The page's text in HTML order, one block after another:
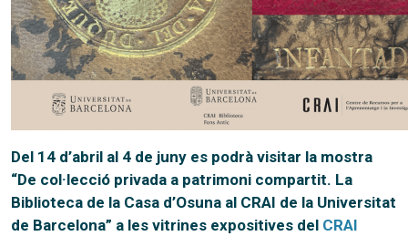
Del 14 d’abril al 4 de juny es podrà visitar la mostra
“De col·lecció privada a patrimoni compartit. La
Biblioteca de la Casa d’Osuna al CRAI de la Universitat
de Barcelona” a les vitrines expositives del CRAI